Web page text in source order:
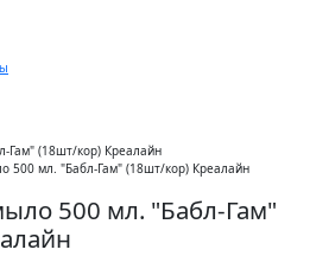
Гам" (18шт/кор) Креалайн
500 мл. "Бабл-Гам"